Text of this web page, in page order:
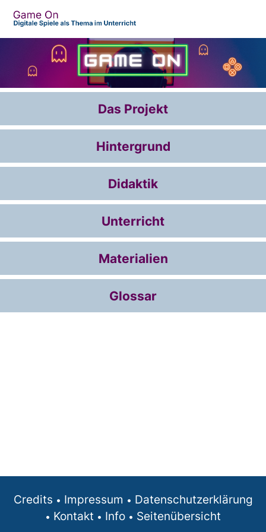
Das Projekt
Hintergrund
Didaktik
Unterricht
Materialien
Glossar
Credits Impressum
Datenschutzerklärung
Kontakt
Info Seitenübersicht